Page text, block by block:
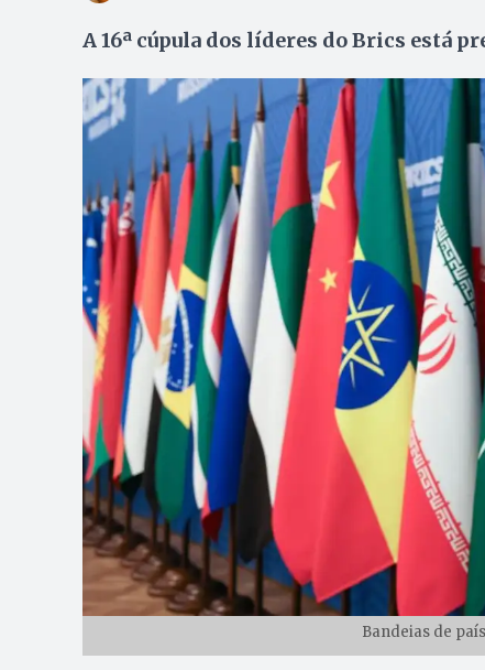
A 16ª cúpula dos líderes do Brics está
Bandeias de